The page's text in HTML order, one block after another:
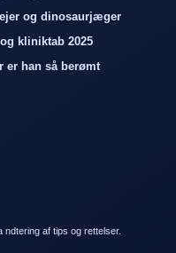
og dinosaurjæger
kliniktab 2025
er han så berømt
af tips og rettelser.